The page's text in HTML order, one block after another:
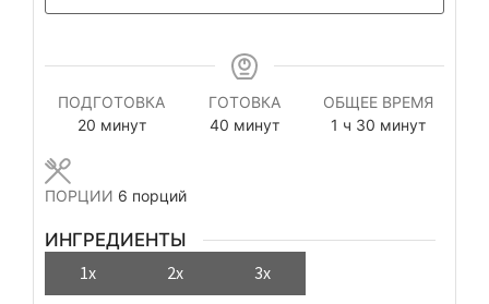
ПОДГОТОВКА
20минуты
минут
ГОТОВКА
40 минуты
минут
ОБЩЕЕ ВРЕМЯ
1 час
ч 30минуты
минут
ПОРЦИИ 6 порций
ИНГРЕДИЕНТЫ
1x
2x 3x